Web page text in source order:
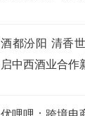
酒都汾阳 清香
启中西酒业合作